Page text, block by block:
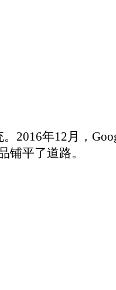
发者预览版的